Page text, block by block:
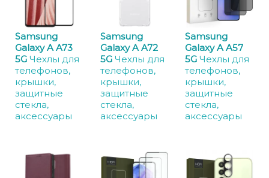
Samsung
Galaxy A A73
5G Чехлы для
телефонов,
крышки,
защитные
стекла,
аксессуары
Samsung
Galaxy A A72
5G Чехлы для
телефонов,
крышки,
защитные
стекла,
аксессуары
Samsung
Galaxy A A57
5GЧехлы для
телефонов,
крышки,
защитные
стекла,
аксессуары